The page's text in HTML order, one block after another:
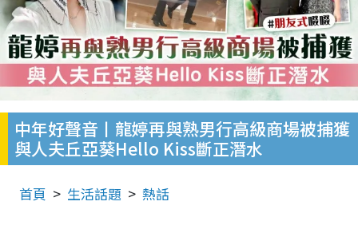
中年好聲音丨龍婷再與熟男行高級商場被捕獲
與人夫丘亞葵Hello Kiss斷正潛水
首頁 生活話題 熱話